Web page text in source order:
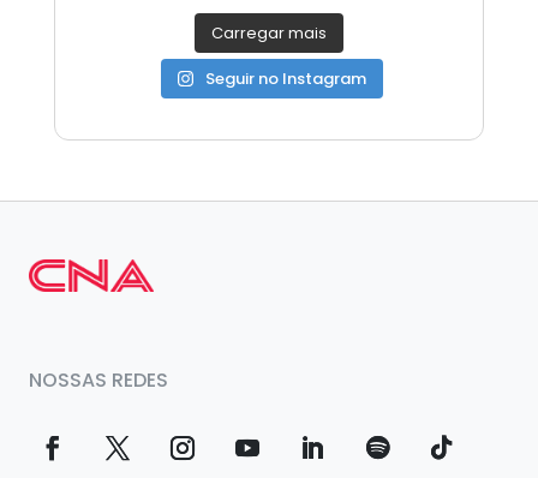
Carregar mais
Seguir no Instagram
NOSSAS REDES